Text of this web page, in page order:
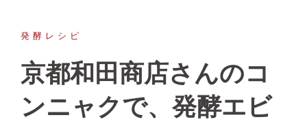
発酵レシピ
京都和田商店さんのコ
ンニャクで、発酵エビ